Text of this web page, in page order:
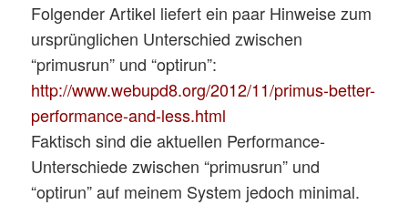
Folgender Artikel liefert ein paar Hinweise zum
ursprünglichen Unterschied zwischen
“primusrun” und “optirun”:
http://www.webupd8.org/2012/11/primus-better-
performance-and-less.html
Faktisch sind die aktuellen Performance-
Unterschiede zwischen “primusrun” und
“optirun” auf meinem System jedoch minimal.